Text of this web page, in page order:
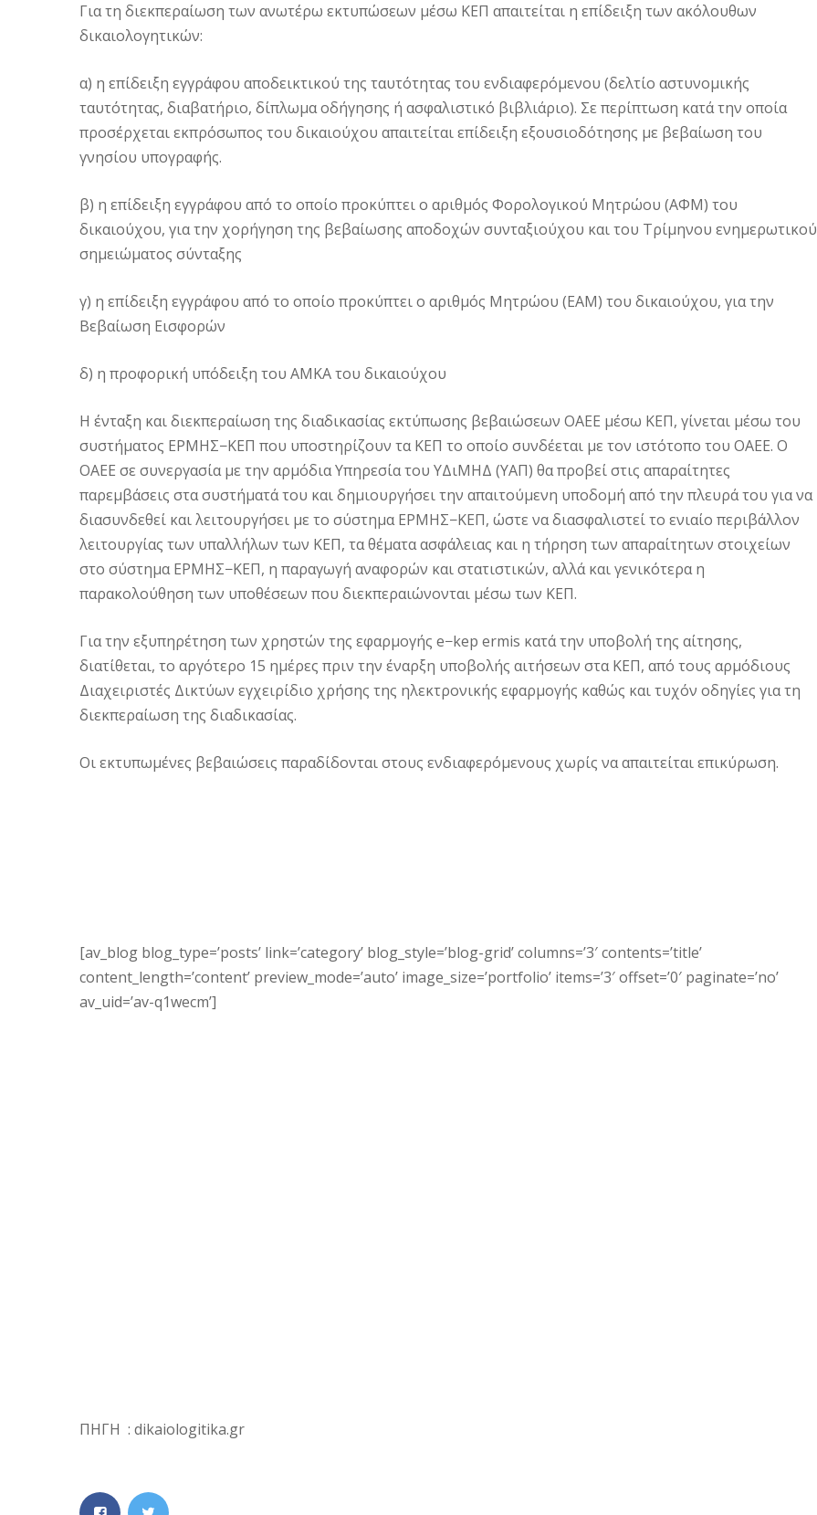
Για τη διεκπεραίωση των ανωτέρω εκτυπώσεων μέσω ΚΕΠ απαιτείται η επίδειξη των ακόλουθων
δικαιολογητικών:
α) η επίδειξη εγγράφου αποδεικτικού της ταυτότητας του ενδιαφερόμενου (δελτίο αστυνομικής
ταυτότητας, διαβατήριο, δίπλωμα οδήγησης ή ασφαλιστικό βιβλιάριο). Σε περίπτωση κατά την οποία
προσέρχεται εκπρόσωπος του δικαιούχου απαιτείται επίδειξη εξουσιοδότησης με βεβαίωση του
γνησίου υπογραφής.
β) η επίδειξη εγγράφου από το οποίο προκύπτει ο αριθμός Φορολογικού Μητρώου (ΑΦΜ) του
δικαιούχου, για την χορήγηση της βεβαίωσης αποδοχών συνταξιούχου και του Τρίμηνου ενημερωτικού
σημειώματος σύνταξης
γ) η επίδειξη εγγράφου από το οποίο προκύπτει ο αριθμός Μητρώου (ΕΑΜ) του δικαιούχου, για την
Βεβαίωση Εισφορών
δ) η προφορική υπόδειξη του AMΚΑ του δικαιούχου
Η ένταξη και διεκπεραίωση της διαδικασίας εκτύπωσης βεβαιώσεων ΟΑΕΕ μέσω ΚΕΠ, γίνεται μέσω του
συστήματος ΕΡΜΗΣ−ΚΕΠ που υποστηρίζουν τα ΚΕΠ το οποίο συνδέεται με τον ιστότοπο του ΟΑΕΕ. Ο
ΟΑΕΕ σε συνεργασία με την αρμόδια Υπηρεσία του ΥΔιΜΗΔ (ΥΑΠ) θα προβεί στις απαραίτητες
παρεμβάσεις στα συστήματά του και δημιουργήσει την απαιτούμενη υποδομή από την πλευρά του για να
διασυνδεθεί και λειτουργήσει με το σύστημα ΕΡΜΗΣ−ΚΕΠ, ώστε να διασφαλιστεί το ενιαίο περιβάλλον
λειτουργίας των υπαλλήλων των ΚΕΠ, τα θέματα ασφάλειας και η τήρηση των απαραίτητων στοιχείων
στο σύστημα ΕΡΜΗΣ−ΚΕΠ, η παραγωγή αναφορών και στατιστικών, αλλά και γενικότερα η
παρακολούθηση των υποθέσεων που διεκπεραιώνονται μέσω των ΚΕΠ.
Για την εξυπηρέτηση των χρηστών της εφαρμογής e−kep ermis κατά την υποβολή της αίτησης,
διατίθεται, το αργότερο 15 ημέρες πριν την έναρξη υποβολής αιτήσεων στα ΚΕΠ, από τους αρμόδιους
Διαχειριστές Δικτύων εγχειρίδιο χρήσης της ηλεκτρονικής εφαρμογής καθώς και τυχόν οδηγίες για τη
διεκπεραίωση της διαδικασίας.
Οι εκτυπωμένες βεβαιώσεις παραδίδονται στους ενδιαφερόμενους χωρίς να απαιτείται επικύρωση.
[av_blog blog_type=’posts’ link=’category’ blog_style=’blog-grid’ columns=’3′ contents=’title’
content_length=’content’ preview_mode=’auto’ image_size=’portfolio’ items=’3′ offset=’0′ paginate=’no’
av_uid=’av-q1wecm’]
ΠΗΓΗ : dikaiologitika.gr